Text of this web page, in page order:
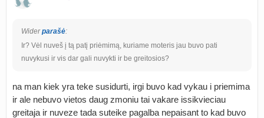
Widerparašė:
Ir? Vėl nuveš į tą patį priėmimą, kuriame moteris jau buvo pati
nuvykusi ir vis dar gali nuvykti ir be greitosios?
na man kiek yra teke susidurti, irgi buvo kad vykau i priemima
ir ale nebuvo vietos daug zmoniu tai vakare issikvieciau
greitaja ir nuveze tada suteike pagalba nepaisant to kad buvo